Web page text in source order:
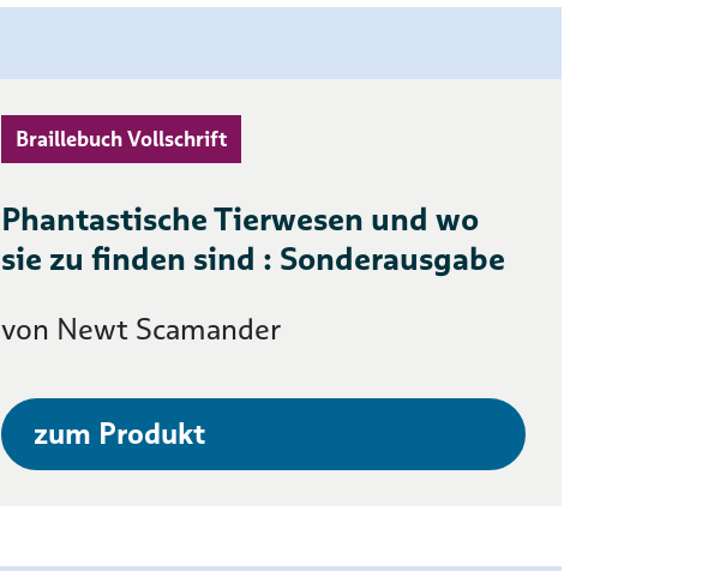
Braillebuch Vollschrift
Phantastische Tierwesen und wo
sie zu finden sind : Sonderausgabe
von Newt Scamander
zum Produkt